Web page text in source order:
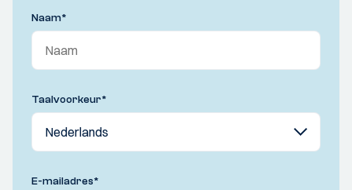
Naam*
Taalvoorkeur*
E-mailadres*